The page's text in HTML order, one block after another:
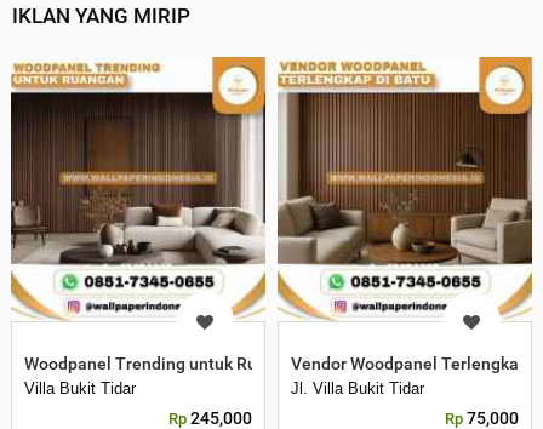
IKLAN YANG MIRIP
Woodpanel Trending untuk Ruangan
Villa Bukit Tidar
Rp 245,000
Vendor Woodpanel Terlengkap
Jl. Villa Bukit Tidar
Rp 75,000